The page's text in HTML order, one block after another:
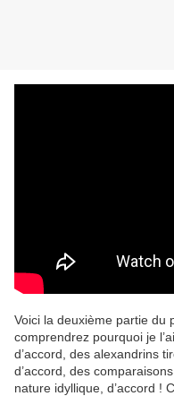
Voici la deuxième partie du
comprendrez pourquoi je
d’accord, des alexandrins
d’accord, des
nature idyllique, d’accord !